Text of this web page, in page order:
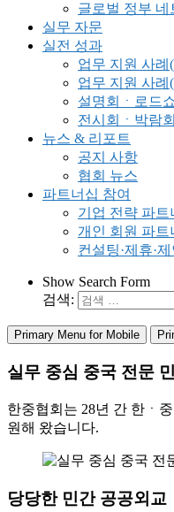
글로벌 정부 네
실무 자문
실전 성과
업무 지원 사례
업무 지원 사례
설명회ㆍ로드
전시회ㆍ박람회
뉴스 & 리포트
공지 사항
협회 뉴스
파트너십 참여
기업 전략 파트
개인 회원 파트
컨설팅·제휴·
Show Search Form
검색:
Primary Menu for Mobile
실무 중심 중국 전문
한중협회는 28년 간 한ㆍ
원해 왔습니다.
당당한 민간 공공외교